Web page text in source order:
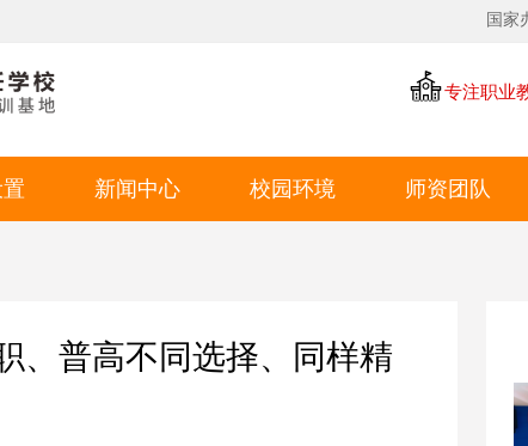
国家
专注职业
业
新闻中心
就业动态
校园环境
学生风采
师资团队
、普高不同选择、同样精